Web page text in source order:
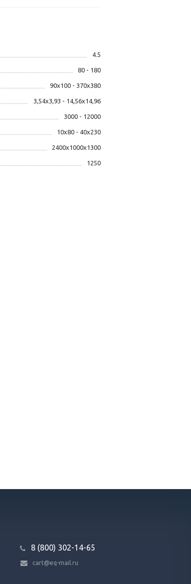
4.5
80 - 180
90x100 - 370x380
3,54x3,93 - 14,56x14,96
3000 - 12000
10x80 - 40x230
2400x1000x1300
1250
8 (800) 302-14-65
cart@eq-mail.ru